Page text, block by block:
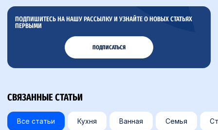
ПОДПИШИТЕСЬ НА НАШУ РАССЫЛКУ И УЗНАЙТЕ О НОВЫХ СТАТЬЯХ
ПЕРВЫМИ
ПОДПИСАТЬСЯ
СВЯЗАННЫЕ СТАТЬИ
Все статьи Кухня Ванная Семья